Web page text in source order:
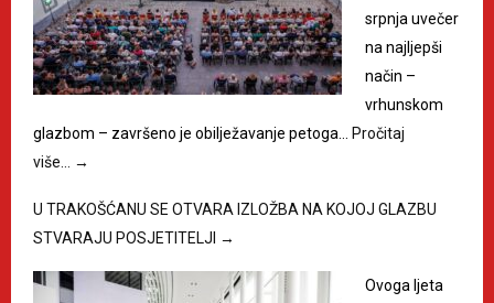
srpnja uvečer
na najljepši
način –
vrhunskom
glazbom – završeno je obilježavanje petoga…
Pročitaj
više…
→
U TRAKOŠĆANU SE OTVARA IZLOŽBA NA KOJOJ GLAZBU
STVARAJU POSJETITELJI →
Ovoga ljeta